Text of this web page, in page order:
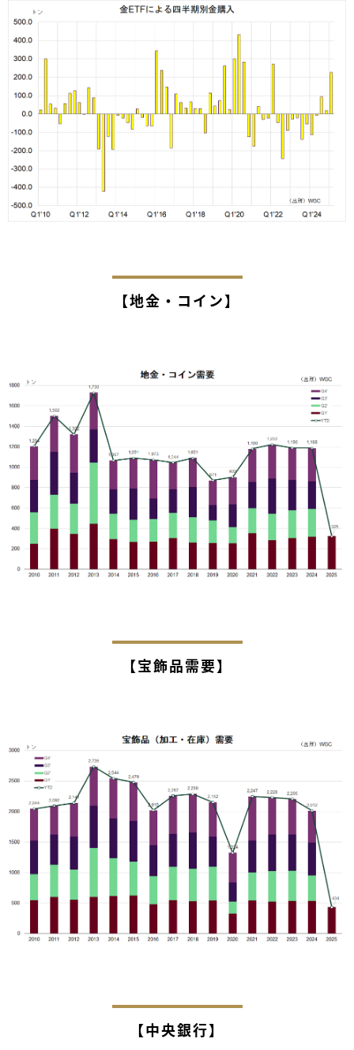
【地金・コイン】
【宝飾品需要】
【中央銀行】